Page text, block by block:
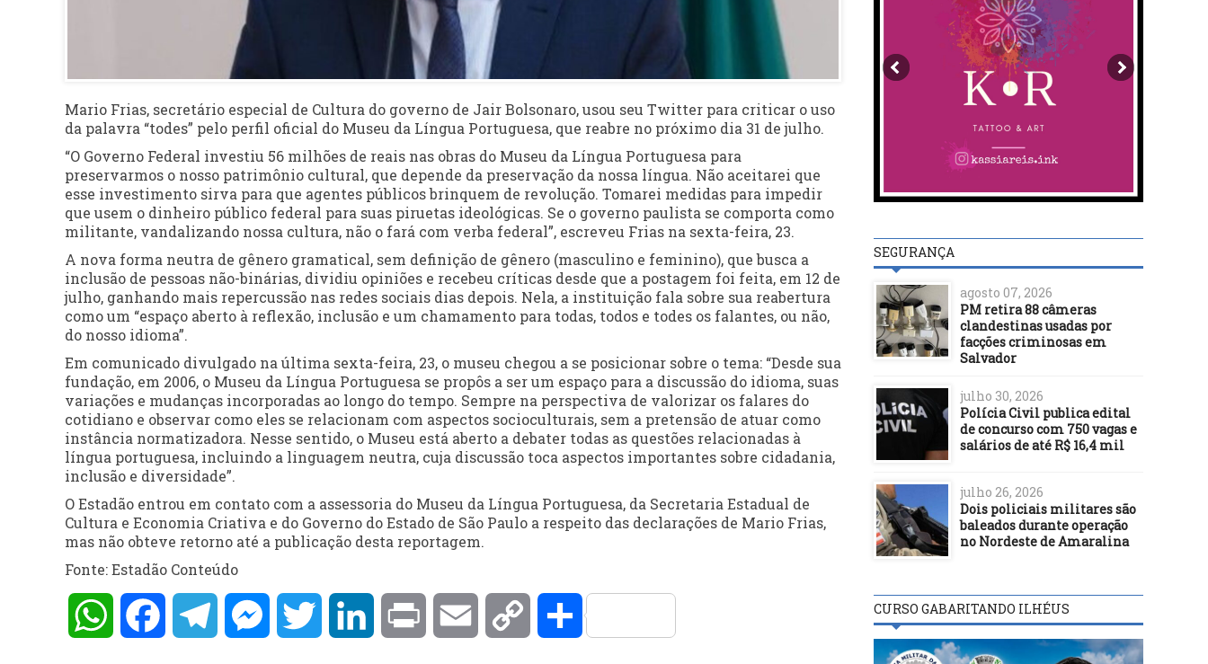
Mario Frias, secretário especial de Cultura do governo de Jair Bolsonaro, usou seu Twitter para criticar o uso
da palavra “todes” pelo perfil oficial do Museu da Língua Portuguesa, que reabre no próximo dia 31 de julho.
“O Governo Federal investiu 56 milhões de reais nas obras do Museu da Língua Portuguesa para
preservarmos o nosso patrimônio cultural, que depende da preservação da nossa língua. Não aceitarei que
esse investimento sirva para que agentes públicos brinquem de revolução. Tomarei medidas para impedir
que usem o dinheiro público federal para suas piruetas ideológicas. Se o governo paulista se comporta como
militante, vandalizando nossa cultura, não o fará com verba federal”, escreveu Frias na sexta-feira, 23.
A nova forma neutra de gênero gramatical, sem definição de gênero (masculino e feminino), que busca a
inclusão de pessoas não-binárias, dividiu opiniões e recebeu críticas desde que a postagem foi feita, em 12 de
julho, ganhando mais repercussão nas redes sociais dias depois. Nela, a instituição fala sobre sua reabertura
como um “espaço aberto à reflexão, inclusão e um chamamento para todas, todos e todes os falantes, ou não,
do nosso idioma”.
Em comunicado divulgado na última sexta-feira, 23, o museu chegou a se posicionar sobre o tema: “Desde sua
fundação, em 2006, o Museu da Língua Portuguesa se propôs a ser um espaço para a discussão do idioma, suas
variações e mudanças incorporadas ao longo do tempo. Sempre na perspectiva de valorizar os falares do
cotidiano e observar como eles se relacionam com aspectos socioculturais, sem a pretensão de atuar como
instância normatizadora. Nesse sentido, o Museu está aberto a debater todas as questões relacionadas à
língua portuguesa, incluindo a linguagem neutra, cuja discussão toca aspectos importantes sobre cidadania,
inclusão e diversidade”.
O Estadão entrou em contato com a assessoria do Museu da Língua Portuguesa, da Secretaria Estadual de
Cultura e Economia Criativa e do Governo do Estado de São Paulo a respeito das declarações de Mario Frias,
mas não obteve retorno até a publicação desta reportagem.
Fonte: Estadão Conteúdo
WhatsAppFacebookTelegramMessengerTwitter LinkedInPrint Email Copy Compartilhar
SEGURANÇA
agosto 07, 2026
PM retira 88 câmeras
clandestinas usadas por
facções criminosas em
Salvador
julho 30, 2026
Polícia Civil publica edital
de concurso com 750 vagas e
salários de até R$ 16,4 mil
julho 26, 2026
Dois policiais militares são
baleados durante operação
no Nordeste de Amaralina
CURSO GABARITANDO ILHÉUS